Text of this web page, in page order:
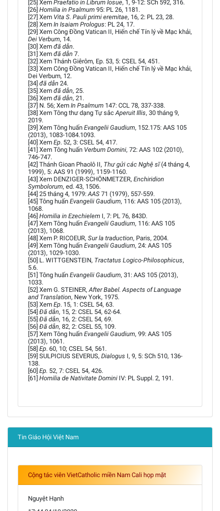
[25] Xem Praefatio in Librum Iosue, 1, 9-12: SCh 592, 316.
[26] Homilia in Psalmum 95: PL 26, 1181.
[27] Xem Vita S. Pauli primi eremitae, 16, 2: PL 23, 28.
[28] Xem In Isaiam Prologus: PL 24, 17.
[29] Xem Công Đồng Vatican II, Hiến chế Tín lý về Mạc khải,
Dei Verbum, 14.
[30] Xem đã dẫn.
[31] Xem đã dẫn 7.
[32] Xem Thánh Giêrôm, Ep. 53, 5: CSEL 54, 451.
[33] Xem Công Đồng Vatican II, Hiến chế Tín lý về Mạc khải,
Dei Verbum, 12.
[34] đã dẫn 24.
[35] Xem đã dẫn, 25.
[36] Xem đã dẫn, 21.
[37] N. 56; Xem In Psalmum 147: CCL 78, 337-338.
[38] Xem Tông thư dạng Tự sắc Aperuit Illis, 30 tháng 9,
2019.
[39] Xem Tông huấn Evangelii Gaudium, 152.175: AAS 105
(2013), 1083-1084.1093.
[40] Xem Ep. 52, 3: CSEL 54, 417.
[41] Xem Tông huấn Verbum Domini, 72: AAS 102 (2010),
746-747.
[42] Thánh Gioan Phaolô II, Thư gửi các Nghệ sĩ(4 tháng 4,
1999), 5: AAS 91 (1999), 1159-1160.
[43] Xem DENZIGER-SCHÖNMETZER, Enchiridion
Symbolorum, ed. 43, 1506.
[44] 25 tháng 4, 1979: AAS 71 (1979), 557-559.
[45] Tông huấn Evangelii Gaudium, 116: AAS 105 (2013),
1068.
[46] Homilia in Ezechielem I, 7: PL 76, 843D.
[47] Xem Tông huấn Evangelii Gaudium, 116: AAS 105
(2013), 1068.
[48] Xem P. RICOEUR, Sur la traduction, Paris, 2004.
[49] Xem Tông huấn Evangelii Gaudium, 24: AAS 105
(2013), 1029-1030.
[50] L. WITTGENSTEIN, Tractatus Logico-Philosophicus,
5.6.
[51] Tông huấn Evangelii Gaudium, 31: AAS 105 (2013),
1033.
[52] Xem G. STEINER, After Babel. Aspects of Language
and Translation, New York, 1975.
[53] Xem Ep. 15, 1: CSEL 54, 63.
[54] Đã dẫn, 15, 2: CSEL 54, 62-64.
[55] Đã dẫn, 16, 2: CSEL 54, 69.
[56] Đã dẫn, 82, 2: CSEL 55, 109.
[57] Xem Tông huấn Evangelii Gaudium, 99: AAS 105
(2013), 1061.
[58] Ep. 60, 10; CSEL 54, 561.
[59] SULPICIUS SEVERUS, Dialogus I, 9, 5: SCh 510, 136-
138.
[60] Ep. 52, 7: CSEL 54, 426.
[61] Homilia de Nativitate Domini IV: PL Suppl. 2, 191.
Tin Giáo Hội Việt Nam
Cộng tác viên VietCatholic miền Nam Cali họp mặt
Nguyệt Hạnh